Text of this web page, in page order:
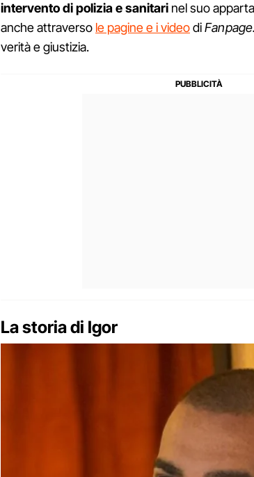
intervento di polizia e sanitari nel suo
anche attraverso le pagine e i videodi
verità e giustizia.
La storia di Igor